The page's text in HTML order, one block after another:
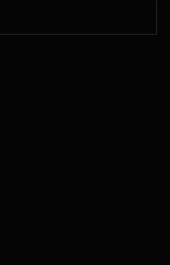
不足，生产也受到了影
，导致出口量减少和市场
道。集装箱货物在港口和
头已经面临严重的拥挤问
的水平。
调整燃油附加费。